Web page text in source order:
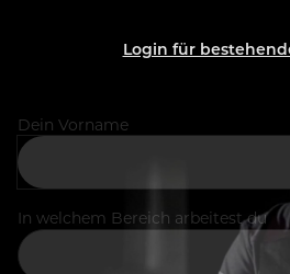
Login für
Dein Vorname
In welchem Bereich arbeitest du